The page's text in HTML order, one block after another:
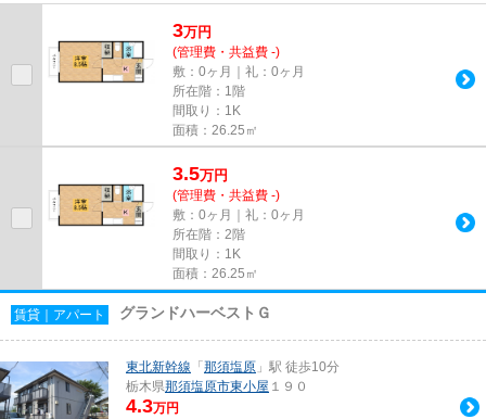
3万円
(管理費・共益費 -)
敷：0ヶ月｜礼：0ヶ月
所在階：1階
間取り：1K
面積：26.25㎡
3.5万円
(管理費・共益費 -)
敷：0ヶ月｜礼：0ヶ月
所在階：2階
間取り：1K
面積：26.25㎡
賃貸｜アパート グランドハーベストＧ
東北新幹線 「 那須塩原 」駅 徒歩10分
栃木県那須塩原市東小屋 １９０
4.3万円